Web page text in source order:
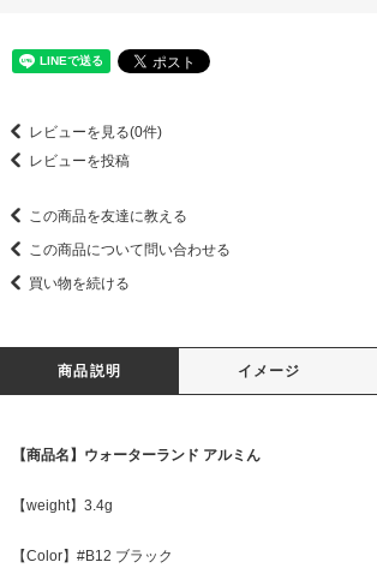
レビューを見る(0件)
レビューを投稿
この商品を友達に教える
この商品について問い合わせる
買い物を続ける
商品説明 イメージ
【商品名】ウォーターランド アルミん
【weight】3.4g
【Color】#B12 ブラック